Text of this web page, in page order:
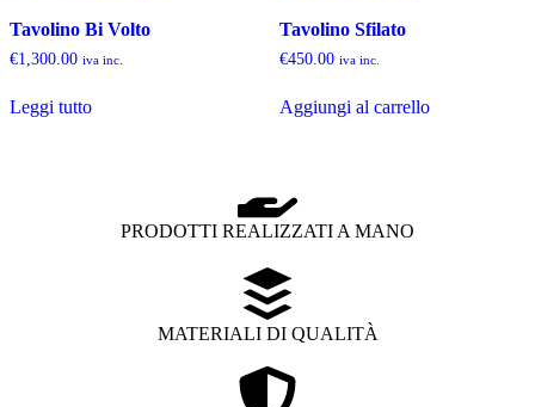
Tavolino Bi Volto
€1,300.00 iva inc.
Leggi tutto
Tavolino Sfilato
€450.00 iva inc.
Aggiungi al carrello
PRODOTTI REALIZZATI A MANO
MATERIALI DI QUALITÀ